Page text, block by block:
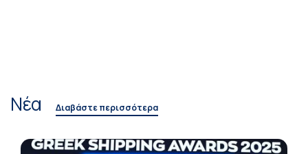
Νέα Διαβάστε περισσότερα